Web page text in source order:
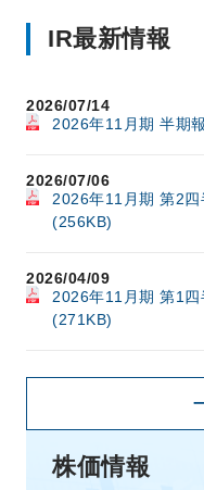
IR最新情報
2026/07/14
2026年11月期 半期
2026/07/06
2026年11月期 第2
(256KB)
2026/04/09
2026年11月期 第1
(271KB)
株価情報